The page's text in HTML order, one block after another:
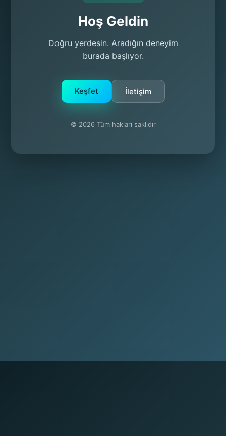
Hoş Geldin
Doğru yerdesin. Aradığın deneyim
burada başlıyor.
Keşfet İletişim
© 2026 Tüm hakları saklıdır